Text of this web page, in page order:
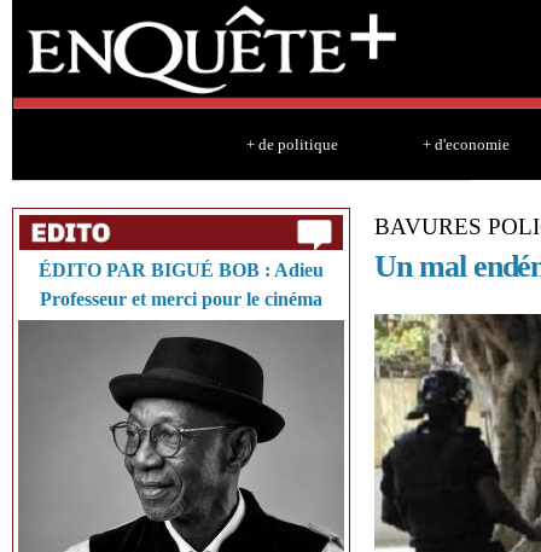
+ de politique + d'economie
ÉDITO PAR BIGUÉ BOB : Adieu
Professeur et merci pour le cinéma
BAVURES
Un mal